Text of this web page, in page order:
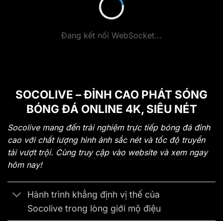
Đang kết nối WebSocket...
SOCOLIVE – ĐỈNH CAO PHÁT SÓNG
BÓNG ĐÁ ONLINE 4K, SIÊU NÉT
Socolive mang đến trải nghiệm trực tiếp bóng đá đỉnh
cao với chất lượng hình ảnh sắc nét và tốc độ truyền
tải vượt trội. Cùng truy cập vào website và xem ngay
hôm nay!
Hành trình khẳng định vị thế của
Socolive trong lòng giới mộ điệu